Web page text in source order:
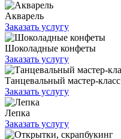
Акварель
Заказать услугу
Шоколадные конфеты
Заказать услугу
Танцевальный мастер-класс
Заказать услугу
Лепка
Заказать услугу